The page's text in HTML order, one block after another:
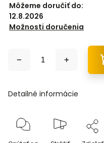
Môžeme doručiť do:
12.8.2026
Možnosti doručenia
Detailné informácie